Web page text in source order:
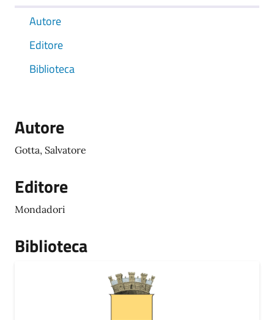
Autore
Editore
Biblioteca
Autore
Gotta, Salvatore
Editore
Mondadori
Biblioteca